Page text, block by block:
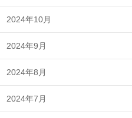
2024年10月
2024年9月
2024年8月
2024年7月